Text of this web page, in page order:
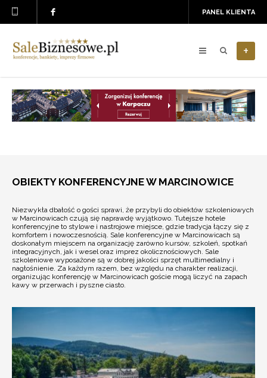
PANEL KLIENTA
+
OBIEKTY KONFERENCYJNE W MARCINOWICE
Niezwykła dbałość o gości sprawi, że przybyli do obiektów szkoleniowych
w Marcinowicach czują się naprawdę wyjątkowo. Tutejsze hotele
konferencyjne to stylowe i nastrojowe miejsce, gdzie tradycja łączy się z
komfortem i nowoczesnością. Sale konferencyjne w Marcinowicach są
doskonałym miejscem na organizację zarówno kursów, szkoleń, spotkań
integracyjnych, jak i wesel oraz imprez okolicznościowych. Sale
szkoleniowe wyposażone są w dobrej jakości sprzęt multimedialny i
nagłośnienie. Za każdym razem, bez względu na charakter realizacji,
organizując konferencję w Marcinowicach goście mogą liczyć na zapach
kawy w przerwach i pyszne ciasto.